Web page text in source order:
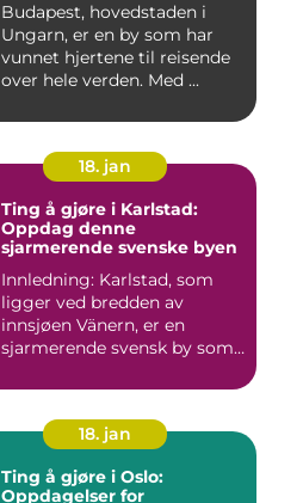
Budapest, hovedstaden i
Ungarn, er en by som har
vunnet hjertene til reisende
over hele verden. Med ...
18. jan
Ting å gjøre i Karlstad:
Oppdag denne
sjarmerende svenske byen
Innledning: Karlstad, som
ligger ved bredden av
innsjøen Vänern, er en
sjarmerende svensk by som
18. jan
Ting å gjøre i Oslo:
Oppdagelser for